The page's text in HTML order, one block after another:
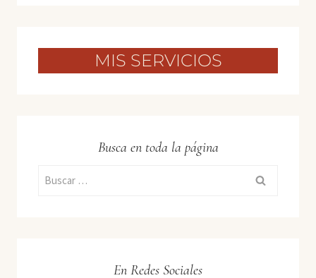
MIS SERVICIOS
Busca en toda la página
Buscar:
En Redes Sociales